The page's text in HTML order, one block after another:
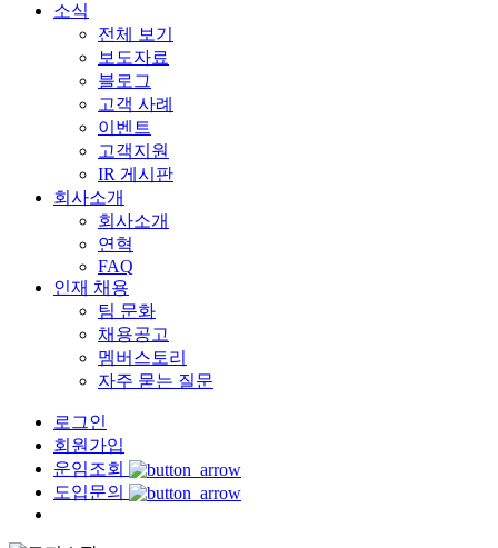
소식
전체 보기
보도자료
블로그
고객 사례
이벤트
고객지원
IR 게시판
회사소개
회사소개
연혁
FAQ
인재 채용
팀 문화
채용공고
멤버스토리
자주 묻는 질문
로그인
회원가입
운임조회
도입문의